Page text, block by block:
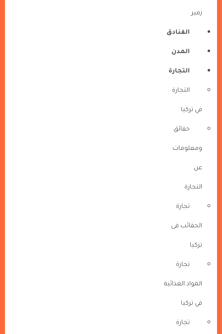
زمير
الفنادق
المدن
التجارة
التجارة
في تركيا
حقائق
ومعلومات
عن
التجارة
تجارة
الحقائب فى
تركيا
تجارة
المواد الغذائية
في تركيا
تجارة